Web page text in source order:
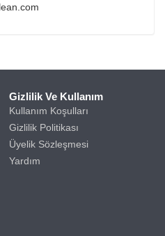
Gizlilik Ve Kullanım
Kullanım Koşulları
Gizlilik Politikası
Üyelik Sözleşmesi
Yardım